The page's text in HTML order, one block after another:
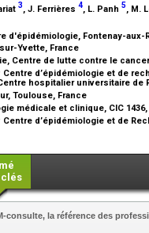
3, J. Ferrières 4, L. Panh 5, M.
d'épidémiologie, Fontenay-aux-
Yvette, France
Centre de lutte contre le
Centre d’épidémiologie et de
hospitalier universitaire de
Toulouse, France
médicale et clinique, CIC
Centre d’épidémiologie et de
clés
consulte, la référence des